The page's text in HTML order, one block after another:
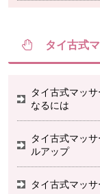
タイ古式
タイ古式マッ
なるには
タイ古式マッ
ルアップ
タイ古式マッ